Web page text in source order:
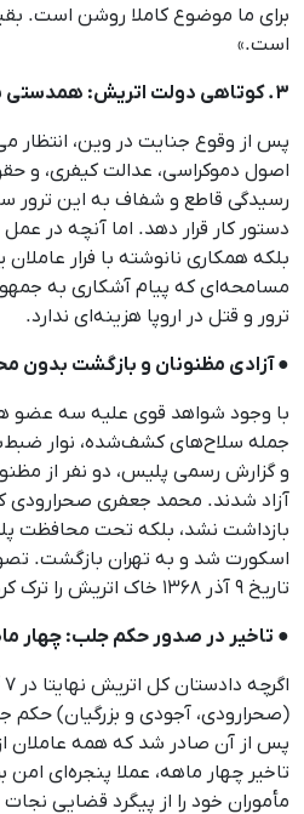
برای ما موضوع کاملا روشن است.
است.»
۳. کوتاهی دولت اتریش: همدستی سکوت با تروریسم دولتی
پس از وقوع جنایت در وین، انتظار
اصول دموکراسی، عدالت کیفری، و
رسیدگی قاطع و شفاف به این ترور
دستور کار قرار دهد. اما آنچه در عمل
بلکه همکاری نانوشته با فرار
مسامحه‌ای که پیام آشکاری به
ترور و قتل در اروپا هزینه‌ای ندارد.
● آزادی مظنونان و بازگشت بدون
با وجود شواهد قوی علیه سه عضو
جمله سلاح‌های کشف‌شده، نوار
و گزارش رسمی پلیس، دو نفر از
آزاد شدند. محمد جعفری صحرارودی
بازداشت نشد، بلکه تحت محافظت
اسکورت شد و به تهران بازگشت. تصور
تاریخ ۹ آذر ۱۳۶۸ خاک اتریش را ترک کرده باشد.
● تاخیر در صدور حکم جلب: چهار
(صحرارودی، آجودی و بزرگیان) حکم
پس از آن صادر شد که همه عاملان
تاخیر چهار ماهه، عملا پنجره‌ای
مأموران خود را از پیگرد قضایی